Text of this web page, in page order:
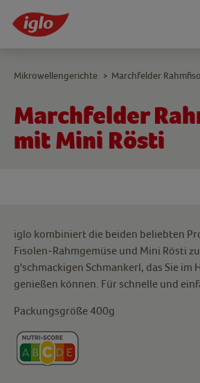
Marchfelder
mit Mini Rösti
Mikrowellengerichte > Marchfelder
iglo kombiniert die beiden beliebten
Fisolen-Rahmgemüse und Mini Rösti
g'schmackigen Schmankerl, das Sie im
genießen können. Für schnelle und
Packungsgröße 400g